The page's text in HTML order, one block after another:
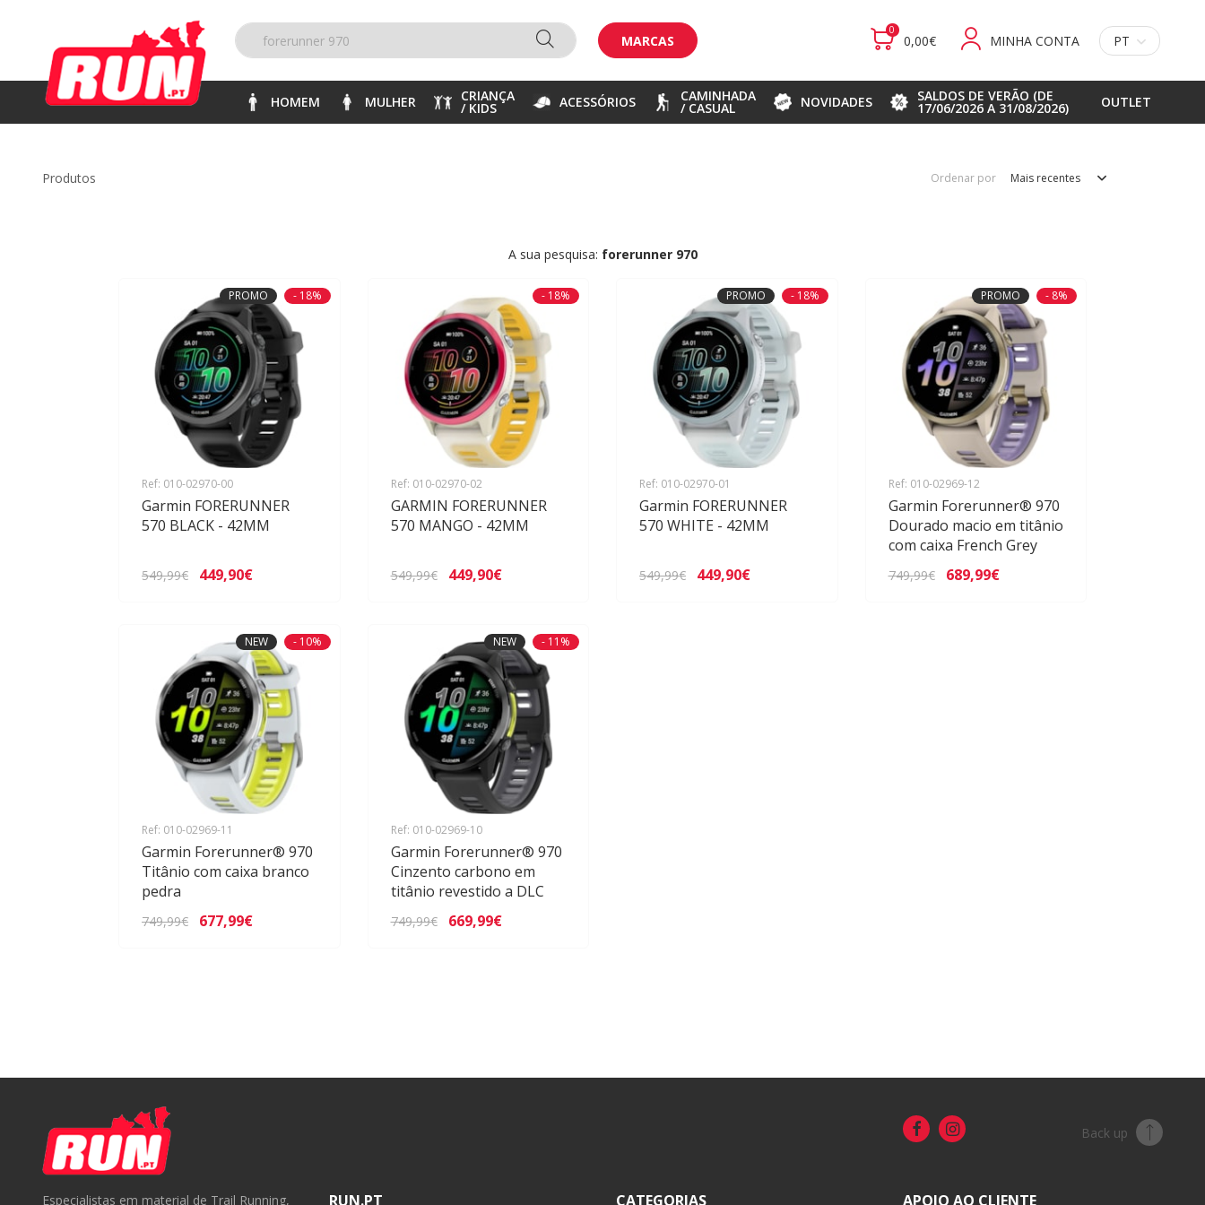
MARCAS
0
0,00€ MINHA CONTA PT
HOMEM MULHER CRIANÇA
/ KIDS ACESSÓRIOS CAMINHADA
/ CASUAL NOVIDADES SALDOS DE VERÃO (DE
17/06/2026 A 31/08/2026) OUTLET
produtos Ordenar por Mais recentes
A sua pesquisa: forerunner 970
PROMO - 18%
Ref: 010-02970-00
Garmin FORERUNNER
570 BLACK - 42MM
549,99€ 449,90€
- 18%
Ref: 010-02970-02
GARMIN FORERUNNER
570 MANGO - 42MM
549,99€ 449,90€
PROMO - 18%
Ref: 010-02970-01
Garmin FORERUNNER
570 WHITE - 42MM
549,99€ 449,90€
PROMO - 8%
Ref: 010-02969-12
Garmin Forerunner® 970
Dourado macio em titânio
com caixa French Grey
749,99€ 689,99€
NEW - 10%
Ref: 010-02969-11
Garmin Forerunner® 970
Titânio com caixa branco
pedra
749,99€ 677,99€
NEW - 11%
Ref: 010-02969-10
Garmin Forerunner® 970
Cinzento carbono em
titânio revestido a DLC
749,99€ 669,99€
Back up
Especialistas em material de Trail Running, RUN.PT CATEGORIAS APOIO AO CLIENTE